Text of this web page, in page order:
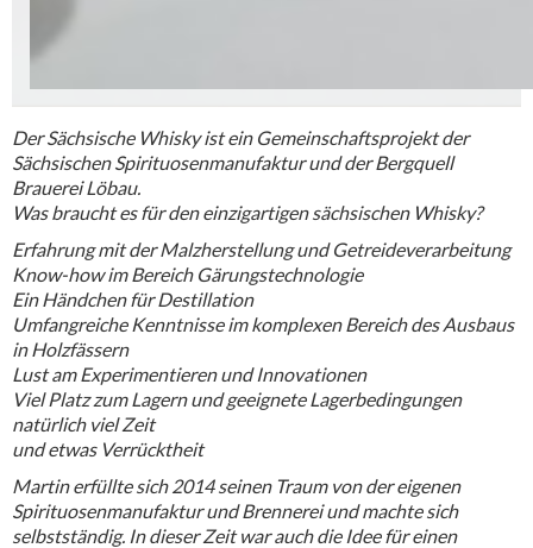
Der Sächsische Whisky ist ein Gemeinschaftsprojekt der
Sächsischen Spirituosenmanufaktur und der Bergquell
Brauerei Löbau.
Was braucht es für den einzigartigen sächsischen Whisky?
Erfahrung mit der Malzherstellung und Getreideverarbeitung
Know-how im Bereich Gärungstechnologie
Ein Händchen für Destillation
Umfangreiche Kenntnisse im komplexen Bereich des Ausbaus
in Holzfässern
Lust am Experimentieren und Innovationen
Viel Platz zum Lagern und geeignete Lagerbedingungen
natürlich viel Zeit
und etwas Verrücktheit
Martin erfüllte sich 2014 seinen Traum von der eigenen
Spirituosenmanufaktur und Brennerei und machte sich
selbstständig. In dieser Zeit war auch die Idee für einen